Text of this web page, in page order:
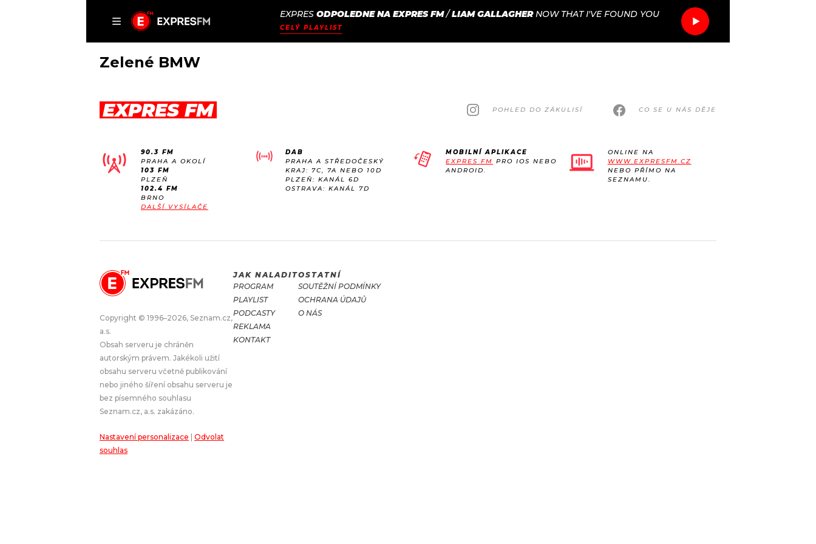
PODCASTY
JAK
NALADIT
EXPRES ODPOLEDNE NA EXPRES FM/LIAM GALLAGHER NOW THAT I'VE FOUND YOU
CELÝ PLAYLIST
DOMŮ
AKTUÁLNĚ
ROZHOVORY
#NEBUDUDOMA
PODCASTY
JAK NALADIT
RÁDIO
APLIKACE
PROGRAM
PLAYLIST
JAK NALADIT
SOUTĚŽE
Zelené BMW
EXPRES FM POHLED DO ZÁKULISÍ CO SE U NÁS DĚJE
90.3 FM
PRAHA A OKOLÍ
103 FM
PLZEŇ
102.4 FM
BRNO
DALŠÍ VYSÍLAČE
DAB
PRAHA A STŘEDOČESKÝ
KRAJ: 7C, 7A NEBO 10D
PLZEŇ: KANÁL 6D
OSTRAVA: KANÁL 7D
MOBILNÍ APLIKACE
EXPRES FM PRO IOS NEBO
ANDROID.
ONLINE NA
WWW.EXPRESFM.CZ
NEBO PŘÍMO NA
SEZNAMU.
Copyright © 1996–2026, Seznam.cz,
a.s.
Obsah serveru je chráněn
autorským právem. Jakékoli užití
obsahu serveru včetně publikování
nebo jiného šíření obsahu serveru je
bez písemného souhlasu
Seznam.cz, a.s. zakázáno.
Nastavení personalizace
Odvolat
souhlas
JAK NALADIT
PROGRAM
PLAYLIST
PODCASTY
REKLAMA
KONTAKT
OSTATNÍ
SOUTĚŽNÍ PODMÍNKY
OCHRANA ÚDAJŮ
O NÁS